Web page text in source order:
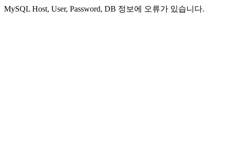
MySQL Host, User, Password, DB 정보에 오류가 있습니다.